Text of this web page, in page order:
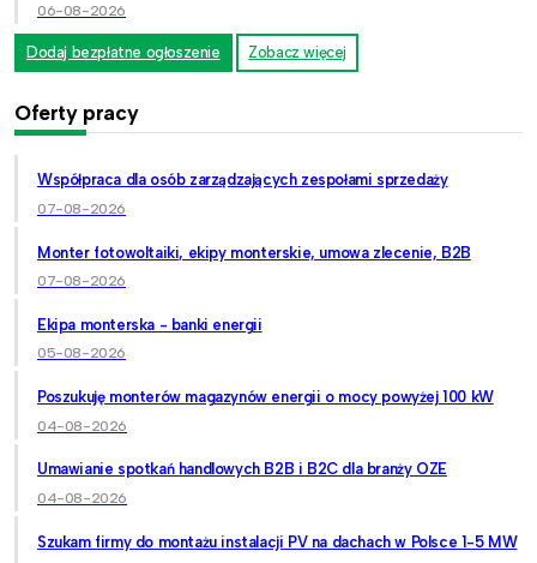
06-08-2026
Dodaj bezpłatne ogłoszenie Zobacz więcej
Oferty pracy
Współpraca dla osób zarządzających zespołami sprzedaży
07-08-2026
Monter fotowoltaiki, ekipy monterskie, umowa zlecenie, B2B
07-08-2026
Ekipa monterska - banki energii
05-08-2026
Poszukuję monterów magazynów energii o mocy powyżej 100 kW
04-08-2026
Umawianie spotkań handlowych B2B i B2C dla branży OZE
04-08-2026
Szukam firmy do montażu instalacji PV na dachach w Polsce 1-5 MW